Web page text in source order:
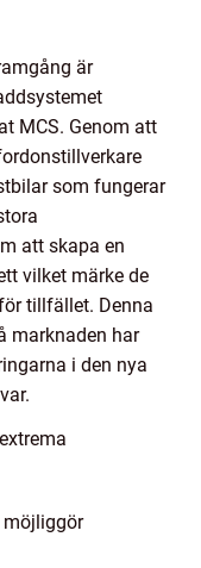
är
MCS. Genom att
som fungerar
att skapa en
vilket märke de
tillfället. Denna
marknaden har
i den nya
möjliggör